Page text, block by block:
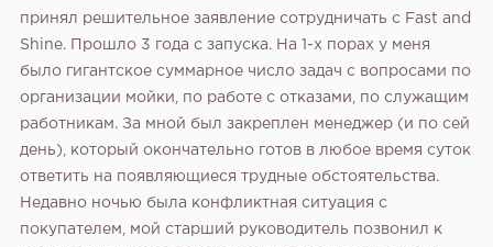
принял решительное заявление сотрудничать с Fast and
Shine. Прошло 3 года с запуска. На 1-х порах у меня
было гигантское суммарное число задач с вопросами по
организации мойки, по работе с отказами, по служащим
работникам. За мной был закреплен менеджер (и по сей
день), который окончательно готов в любое время суток
ответить на появляющиеся трудные обстоятельства.
Недавно ночью была конфликтная ситуация с
покупателем, мой старший руководитель позвонил к